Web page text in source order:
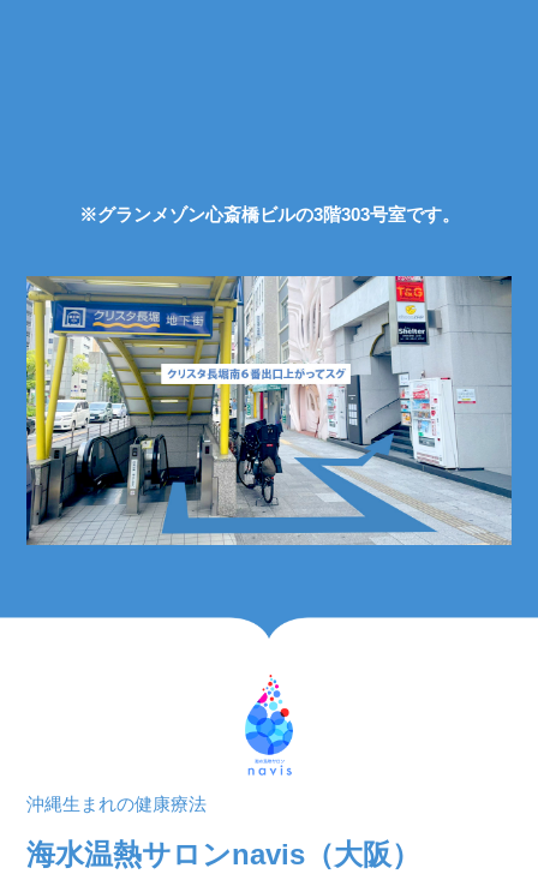
※グランメゾン心斎橋ビルの3階303号室です。
沖縄生まれの健康療法
海水温熱サロンnavis（大阪）